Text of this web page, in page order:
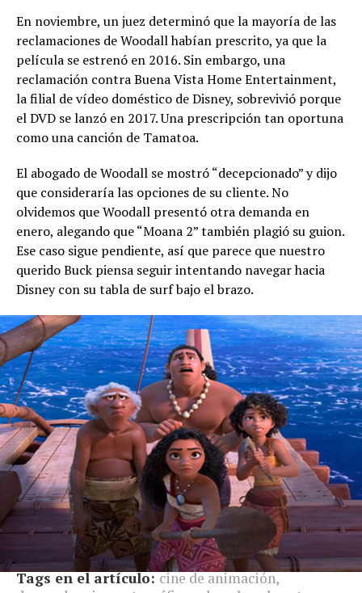
En noviembre, un juez determinó que la mayoría de las
reclamaciones de Woodall habían prescrito, ya que la
película se estrenó en 2016. Sin embargo, una
reclamación contra Buena Vista Home Entertainment,
la filial de vídeo doméstico de Disney, sobrevivió porque
el DVD se lanzó en 2017. Una prescripción tan oportuna
como una canción de Tamatoa.
El abogado de Woodall se mostró “decepcionado” y dijo
que consideraría las opciones de su cliente. No
olvidemos que Woodall presentó otra demanda en
enero, alegando que “Moana 2” también plagió su guion.
Ese caso sigue pendiente, así que parece que nuestro
querido Buck piensa seguir intentando navegar hacia
Disney con su tabla de surf bajo el brazo.
Tags en el artículo: cine de animación,